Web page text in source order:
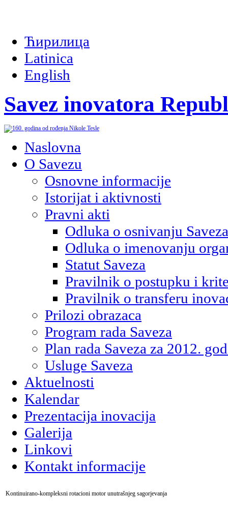
Ћирилица
Latinica
English
Savez inovatora
Naslovna
O Savezu
Osnovne informacije
Istorijat i aktivnosti
Pravni akti
Odluka o osnivanju Saveza
Odluka o imenovanju
Statut Saveza
Pravilnik o postupku i
Pravilnik o transferu
Prilozi obrazaca
Program rada Saveza
Plan rada Saveza za 2012.
Usluge Saveza
Aktuelnosti
Kalendar
Prezentacija inovacija
Galerija
Linkovi
Kontakt informacije
Kontinuirano-kompleksni rotacioni motor unutrašnjeg sagorjevanja